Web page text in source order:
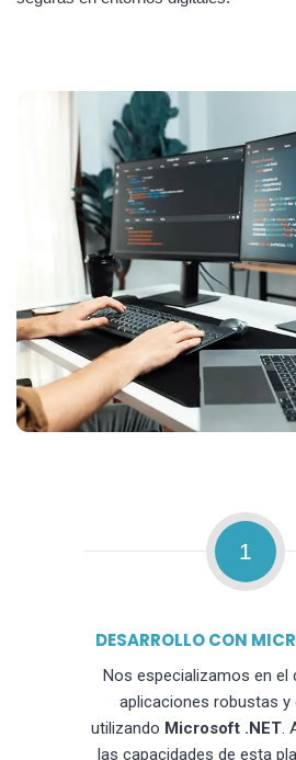
1
DESARROLLO CON
Nos especializamos en el
aplicaciones robustas y
utilizando Microsoft .NET.
las capacidades de esta